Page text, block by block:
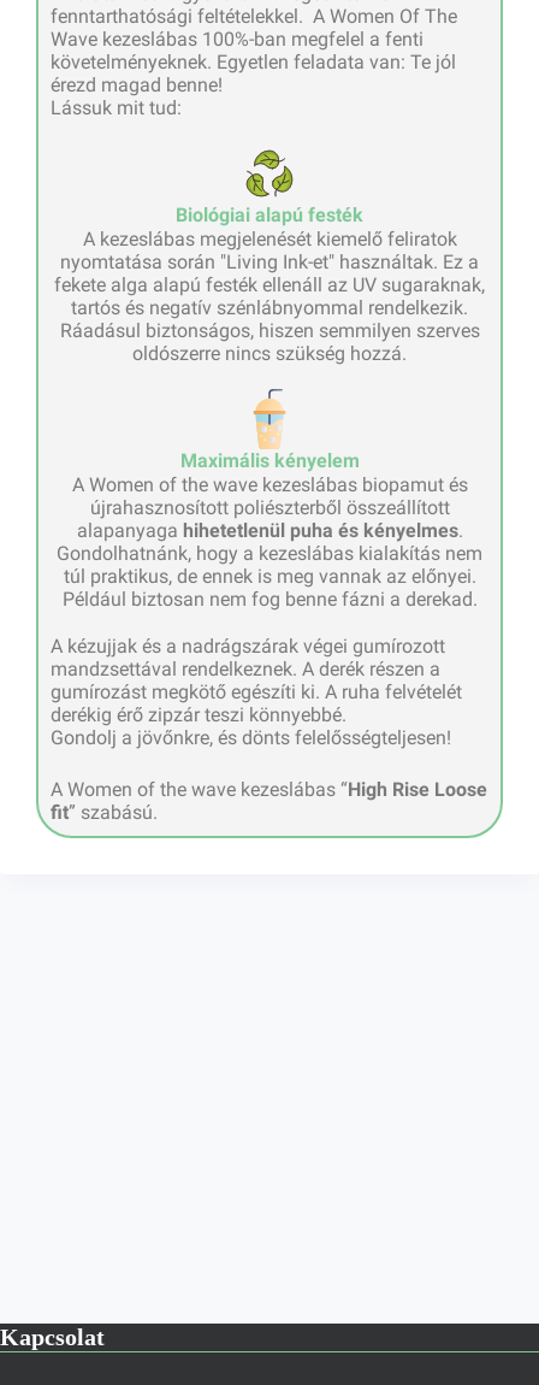
fenntarthatósági feltételekkel. A Women Of The
Wave kezeslábas 100%-ban megfelel a fenti
követelményeknek. Egyetlen feladata van: Te jól
érezd magad benne!
Lássuk mit tud:
Biológiai alapú festék
A kezeslábas megjelenését kiemelő feliratok
nyomtatása során "Living Ink-et" használtak. Ez a
fekete alga alapú festék ellenáll az UV sugaraknak,
tartós és negatív szénlábnyommal rendelkezik.
Ráadásul biztonságos, hiszen semmilyen szerves
oldószerre nincs szükség hozzá.
Maximális kényelem
A Women of the wave kezeslábas biopamut és
újrahasznosított poliészterből összeállított
alapanyaga hihetetlenül puha és kényelmes.
Gondolhatnánk, hogy a kezeslábas kialakítás nem
túl praktikus, de ennek is meg vannak az előnyei.
Például biztosan nem fog benne fázni a derekad.
A kézujjak és a nadrágszárak végei gumírozott
mandzsettával rendelkeznek. A derék részen a
gumírozást megkötő egészíti ki. A ruha felvételét
derékig érő zipzár teszi könnyebbé.
Gondolj a jövőnkre, és dönts felelősségteljesen!
A Women of the wave kezeslábas “High Rise Loose
fit” szabású.
Kapcsolat